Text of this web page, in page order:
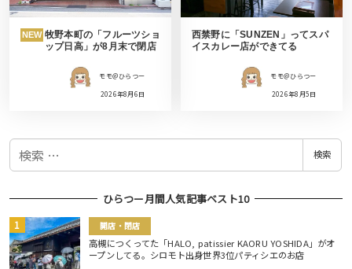
NEW 牧野本町の「フルーツショ
ップ日高」が8月末で閉店
モモ＠ひらつー
2026年8月6日
西禁野に「SUNZEN」ってスパ
イスカレー店ができてる
モモ＠ひらつー
2026年8月5日
検
検索
ひらつー月間人気記事ベスト10
開店・閉店
高槻につくってた「HALO, patissier KAORU YOSHIDA」がオ
ープンしてる。シロモト出身世界3位パティシエのお店